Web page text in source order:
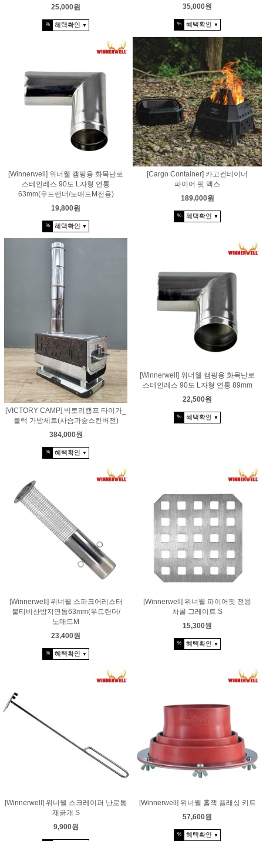
25,000원
% 혜택확인 ▼
35,000원
% 혜택확인 ▼
[Winnerwell] 위너웰 캠핑용 화목난로
스테인레스 90도 L자형 연통
63mm(우드랜더/노매드M전용)
19,800원
% 혜택확인 ▼
[Cargo Container] 카고컨테이너
파이어 핏 맥스
189,000원
% 혜택확인 ▼
[VICTORY CAMP] 빅토리캠프 타이가_
블랙 가방세트(사슴과숲스킨버전)
384,000원
% 혜택확인 ▼
[Winnerwell] 위너웰 캠핑용 화목난로
스테인레스 90도 L자형 연통 89mm
22,500원
% 혜택확인 ▼
[Winnerwell] 위너웰 스파크어레스터
불티비산방지연통63mm(우드랜더/
노매드M
23,400원
% 혜택확인 ▼
[Winnerwell] 위너웰 파이어핏 전용
차콜 그레이트 S
15,300원
% 혜택확인 ▼
[Winnerwell] 위너웰 스크레이퍼 난로통
재긁개 S
9,900원
[Winnerwell] 위너웰 홀잭 플래싱 키트
57,600원
% 혜택확인 ▼